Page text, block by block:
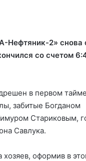
Нефтяник-2» снова
со счетом
в первом
забитые Богданом
Стариковым,
Савлука.
оформив в